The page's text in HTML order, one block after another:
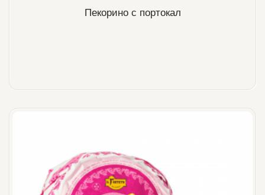
Пекорино с портокал